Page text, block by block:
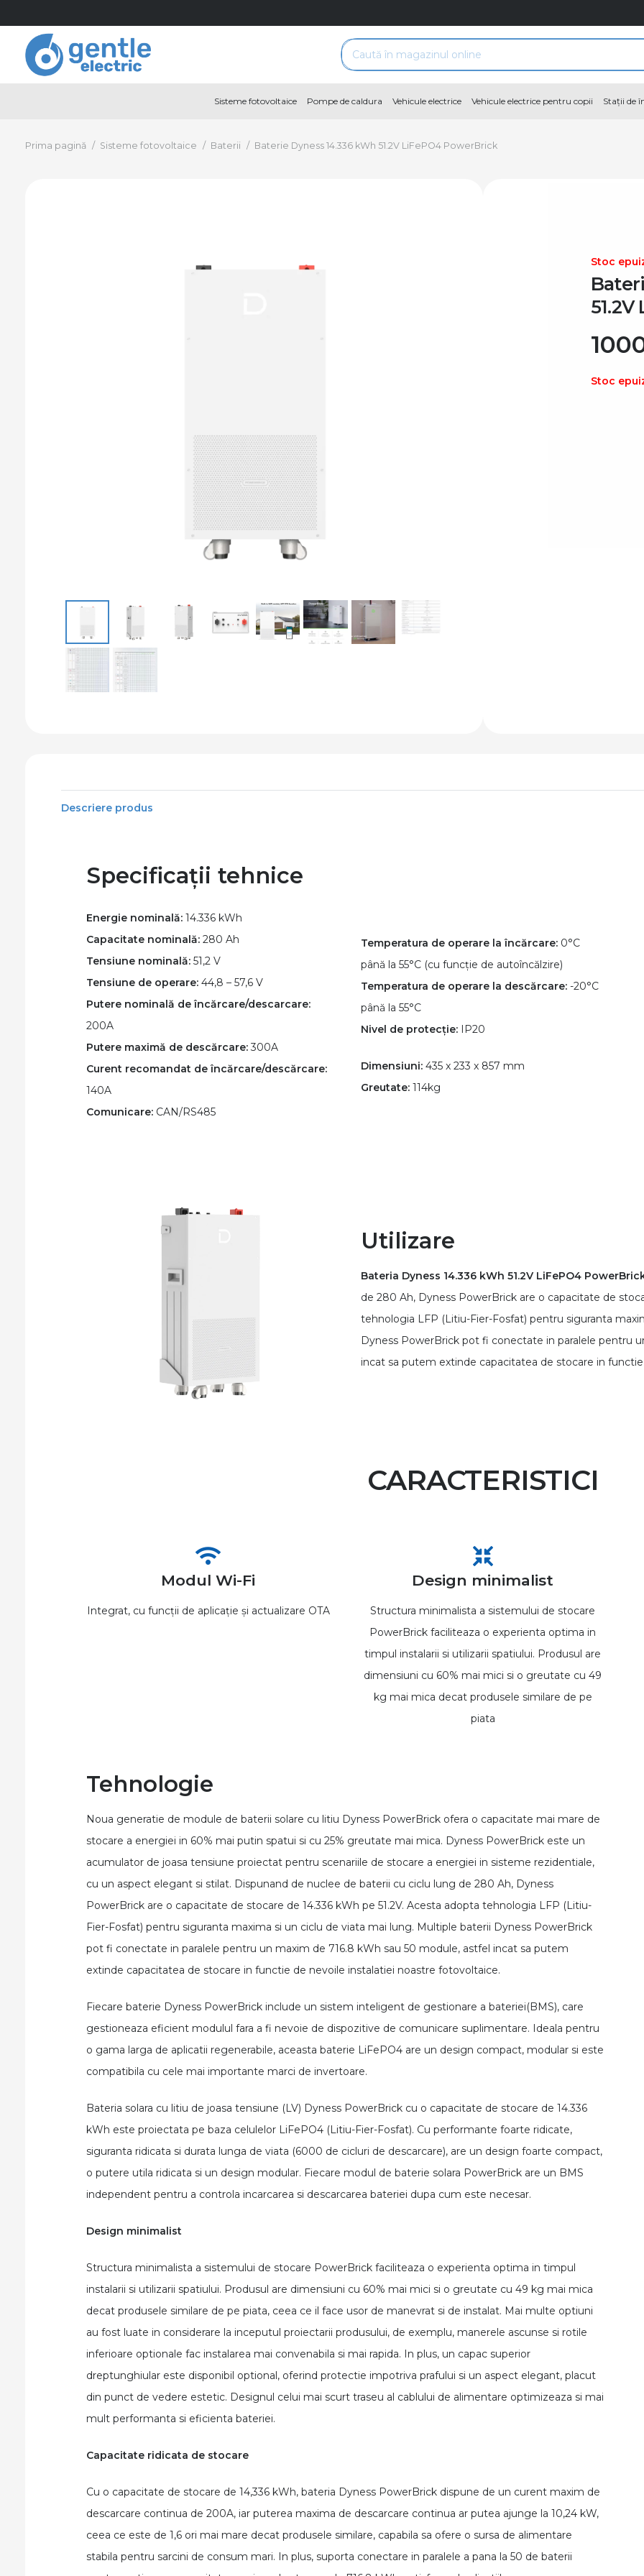
Sisteme fotovoltaice Pompe de caldura Vehicule electrice Vehicule electrice pentru copii Stații de
Prima pagină / Sisteme fotovoltaice / Baterii / Baterie Dyness 14.336 kWh 51.2V LiFePO4 PowerBrick
Stoc
Stoc
Descriere produs
Specificații tehnice
Energie nominală: 14.336 kWh
Capacitate nominală: 280 Ah
Tensiune nominală: 51,2 V
Tensiune de operare: 44,8 – 57,6 V
Putere nominală de încărcare/descarcare:
200A
Putere maximă de descărcare:300A
Curent recomandat de încărcare/descărcare:
140A
Comunicare: CAN/RS485
Temperatura de operare la încărcare:0°C
până la 55°C (cu funcție de autoîncălzire)​
Temperatura de operare la descărcare:-20°C
până la 55°C​
Nivel de protecție:IP20​
Dimensiuni:435 x 233 x 857 mm​
Greutate:114kg
Utilizare
Bateria Dyness 14.336 kWh 51.2V LiFePO4
de 280 Ah, Dyness PowerBrick are o capacitate de
tehnologia LFP (Litiu-Fier-Fosfat) pentru siguranta
Dyness PowerBrick pot fi conectate in paralele pentru
incat sa putem extinde capacitatea de stocare in
CARACTERISTICI
Modul Wi-Fi
Integrat, cu funcții de aplicație și actualizare OTA
Design minimalist
Structura minimalista a sistemului de stocare
PowerBrick faciliteaza o experienta optima in
timpul instalarii si utilizarii spatiului. Produsul are
dimensiuni cu 60% mai mici si o greutate cu 49
kg mai mica decat produsele similare de pe
piata
Tehnologie
Noua generatie de module de baterii solare cu litiu Dyness PowerBrick ofera o capacitate mai mare de
stocare a energiei in 60% mai putin spatui si cu 25% greutate mai mica. Dyness PowerBrick este un
acumulator de joasa tensiune proiectat pentru scenariile de stocare a energiei in sisteme rezidentiale,
cu un aspect elegant si stilat. Dispunand de nuclee de baterii cu ciclu lung de 280 Ah, Dyness
PowerBrick are o capacitate de stocare de 14.336 kWh pe 51.2V. Acesta adopta tehnologia LFP (Litiu-
Fier-Fosfat) pentru siguranta maxima si un ciclu de viata mai lung. Multiple baterii Dyness PowerBrick
pot fi conectate in paralele pentru un maxim de 716.8 kWh sau 50 module, astfel incat sa putem
extinde capacitatea de stocare in functie de nevoile instalatiei noastre fotovoltaice.
Fiecare baterie Dyness PowerBrick include un sistem inteligent de gestionare a bateriei(BMS), care
gestioneaza eficient modulul fara a fi nevoie de dispozitive de comunicare suplimentare. Ideala pentru
o gama larga de aplicatii regenerabile, aceasta baterie LiFePO4 are un design compact, modular si este
compatibila cu cele mai importante marci de invertoare.
Bateria solara cu litiu de joasa tensiune (LV) Dyness PowerBrick cu o capacitate de stocare de 14.336
kWh este proiectata pe baza celulelor LiFePO4 (Litiu-Fier-Fosfat). Cu performante foarte ridicate,
siguranta ridicata si durata lunga de viata (6000 de cicluri de descarcare), are un design foarte compact,
o putere utila ridicata si un design modular. Fiecare modul de baterie solara PowerBrick are un BMS
independent pentru a controla incarcarea si descarcarea bateriei dupa cum este necesar.
Design minimalist
Structura minimalista a sistemului de stocare PowerBrick faciliteaza o experienta optima in timpul
instalarii si utilizarii spatiului. Produsul are dimensiuni cu 60% mai mici si o greutate cu 49 kg mai mica
decat produsele similare de pe piata, ceea ce il face usor de manevrat si de instalat. Mai multe optiuni
au fost luate in considerare la inceputul proiectarii produsului, de exemplu, manerele ascunse si rotile
inferioare optionale fac instalarea mai convenabila si mai rapida. In plus, un capac superior
dreptunghiular este disponibil optional, oferind protectie impotriva prafului si un aspect elegant, placut
din punct de vedere estetic. Designul celui mai scurt traseu al cablului de alimentare optimizeaza si mai
mult performanta si eficienta bateriei.
Capacitate ridicata de stocare
Cu o capacitate de stocare de 14,336 kWh, bateria Dyness PowerBrick dispune de un curent maxim de
descarcare continua de 200A, iar puterea maxima de descarcare continua ar putea ajunge la 10,24 kW,
ceea ce este de 1,6 ori mai mare decat produsele similare, capabila sa ofere o sursa de alimentare
stabila pentru sarcini de consum mari. In plus, suporta conectare in paralele a pana la 50 de baterii